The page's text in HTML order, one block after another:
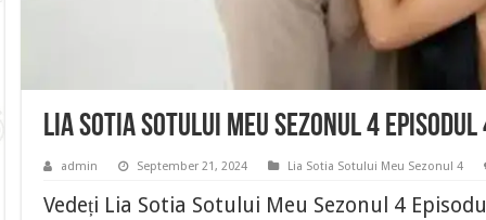
Lia Sotia Sotului Meu Sezonul 4
admin September 21, 2024 Lia Sotia Sotului Meu Sezonul 4
Vedeți Lia Sotia Sotului Meu Sezonul 4